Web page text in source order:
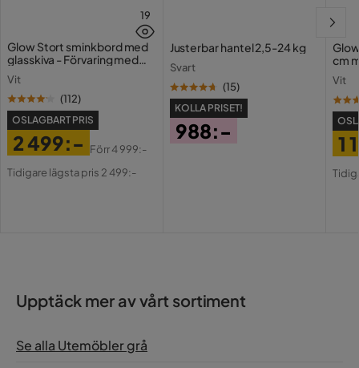
19
Glow Stort sminkbord med
glasskiva - Förvaring med
Vit
(112)
OSLAGBART PRIS
Pris
2 499:-
Original
Förr4 999:-
Tidigare lägsta pris 2 499:-
Justerbar hantel 2,5-24 kg
Svart
(15)
KOLLA PRISET!
988:-
cm
Vit
1
Upptäck mer av vårt sortiment
Se alla Utemöbler grå